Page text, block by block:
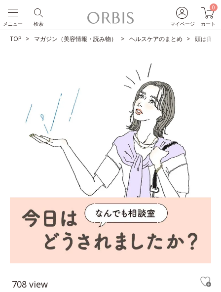
マイページ
0
カート
検索
メニュー
TOP マガジン（美容情報・読み物） ヘルスケアのまとめ 頭は痛い
708 view